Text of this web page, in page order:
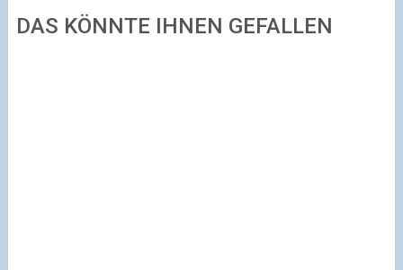
DAS KÖNNTE IHNEN GEFALLEN